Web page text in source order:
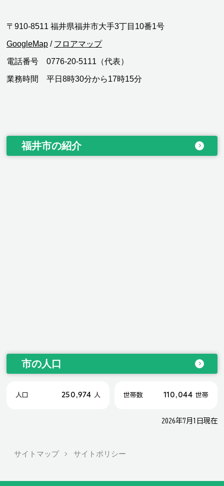
〒910-8511 福井県福井市大手3丁目10番1号
GoogleMap / フロアマップ
電話番号 0776-20-5111（代表）
業務時間 平日8時30分から17時15分
福井市の紹介
市の人口
人口 250,974 人 世帯数 110,044 世帯
2026年7月1日現在
サイトマップ サイトポリシー